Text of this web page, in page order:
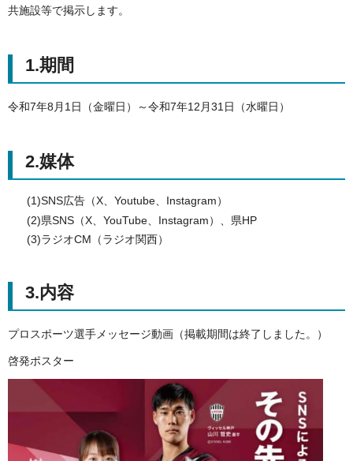
共施設等で掲示します。
1.期間
令和7年8月1日（金曜日）～令和7年12月31日（水曜日）
2.媒体
(1)SNS広告（X、Youtube、Instagram）
(2)県SNS（X、YouTube、Instagram）、県HP
(3)ラジオCM（ラジオ関西）
3.内容
プロスポーツ選手メッセージ動画（掲載期間は終了しました。）
啓発ポスター